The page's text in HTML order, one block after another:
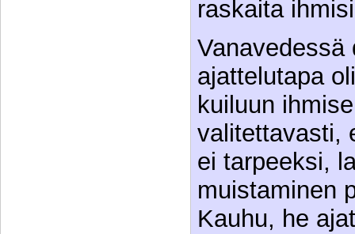
raskaita
Vanavedessä
ajattelutapa
kuiluun
valitettavasti,
ei tarpeeksi,
muistaminen
Kauhu, he